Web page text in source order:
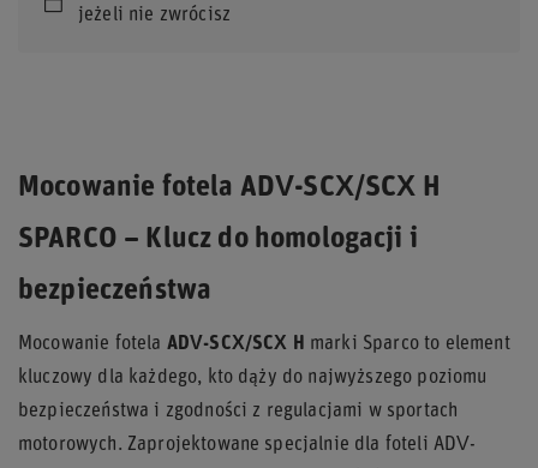
jeżeli nie zwrócisz
Mocowanie fotela ADV-SCX/SCX H
SPARCO – Klucz do homologacji i
bezpieczeństwa
Mocowanie fotela ADV-SCX/SCX H marki Sparco to element
kluczowy dla każdego, kto dąży do najwyższego poziomu
bezpieczeństwa i zgodności z regulacjami w sportach
motorowych. Zaprojektowane specjalnie dla foteli ADV-